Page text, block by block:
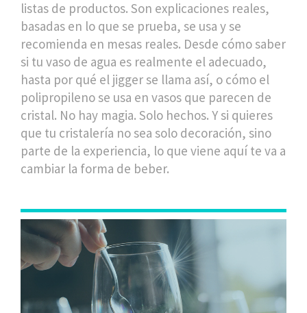
listas de productos. Son explicaciones reales,
basadas en lo que se prueba, se usa y se
recomienda en mesas reales. Desde cómo saber
si tu vaso de agua es realmente el adecuado,
hasta por qué el jigger se llama así, o cómo el
polipropileno se usa en vasos que parecen de
cristal. No hay magia. Solo hechos. Y si quieres
que tu cristalería no sea solo decoración, sino
parte de la experiencia, lo que viene aquí te va a
cambiar la forma de beber.